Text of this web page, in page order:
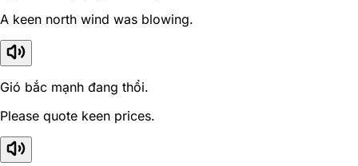
A keen north wind was blowing.
Gió bắc mạnh đang thổi.
Please quote keen prices.